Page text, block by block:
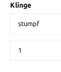
Klinge